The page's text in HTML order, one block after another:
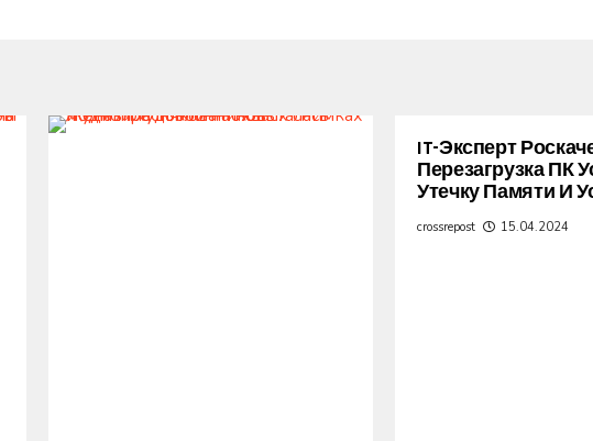
IT-Эксперт
Перезагрузка ПК
Утечку Памяти И
crossrepost 15.04.2024